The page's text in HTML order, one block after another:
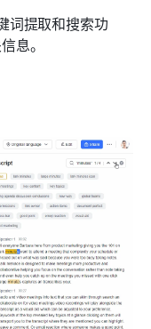
词提取和搜索功
息。